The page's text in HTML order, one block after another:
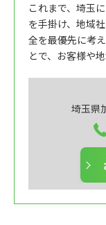
これまで、埼玉
を手掛け、地域
全を最優先に考
とで、お客様や
埼玉県